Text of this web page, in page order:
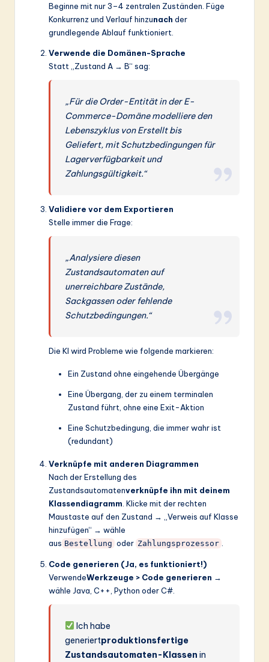
Beginne mit nur 3–4 zentralen Zuständen. Füge
Konkurrenz und Verlauf hinzunach der
grundlegende Ablauf funktioniert.
Verwende die Domänen-Sprache
Statt „Zustand A → B“ sag:
„Für die Order-Entität in der E-
Commerce-Domäne modelliere den
Lebenszyklus von Erstellt bis
Geliefert, mit Schutzbedingungen für
Lagerverfügbarkeit und
Zahlungsgültigkeit.“
Validiere vor dem Exportieren
Stelle immer die Frage:
„Analysiere diesen
Zustandsautomaten auf
unerreichbare Zustände,
Sackgassen oder fehlende
Schutzbedingungen.“
Die KI wird Probleme wie folgende markieren:
Ein Zustand ohne eingehende Übergänge
Eine Übergang, der zu einem terminalen
Zustand führt, ohne eine Exit-Aktion
Eine Schutzbedingung, die immer wahr ist
(redundant)
Verknüpfe mit anderen Diagrammen
Nach der Erstellung des
Zustandsautomatenverknüpfe ihn mit deinem
Klassendiagramm . Klicke mit der rechten
Maustaste auf den Zustand → „Verweis auf Klasse
hinzufügen“ → wähle
aus Bestellung oder Zahlungsprozessor
Code generieren (Ja, es funktioniert!)
VerwendeWerkzeuge > Code generieren →
wähle Java, C++, Python oder C#.
Ich habe
generiertproduktionsfertige
Zustandsautomaten-Klassen in